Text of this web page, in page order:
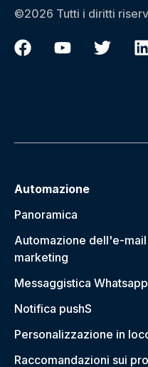
©2026 Tutti i diritti
Automazione
Panoramica
Automazione dell'e-mail
marketing
Messaggistica Whatsapp
Notifica pushS
Personalizzazione in
Raccomandazioni sui